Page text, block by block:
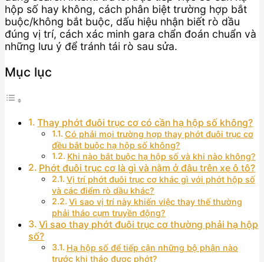
hộp số hay không, cách phân biệt trường hợp bắt
buộc/không bắt buộc, dấu hiệu nhận biết rò dầu
đúng vị trí, cách xác minh gara chẩn đoán chuẩn và
những lưu ý để tránh tái rò sau sửa.
Mục lục
Thay phớt đuôi trục cơ có cần hạ hộp số không?
Có phải mọi trường hợp thay phớt đuôi trục cơ
đều bắt buộc hạ hộp số không?
Khi nào bắt buộc hạ hộp số và khi nào không?
Phớt đuôi trục cơ là gì và nằm ở đâu trên xe ô tô?
Vị trí phớt đuôi trục cơ khác gì với phớt hộp số
và các điểm rò dầu khác?
Vì sao vị trí này khiến việc thay thế thường
phải tháo cụm truyền động?
Vì sao thay phớt đuôi trục cơ thường phải hạ hộp
số?
Hạ hộp số để tiếp cận những bộ phận nào
trước khi tháo được phớt?